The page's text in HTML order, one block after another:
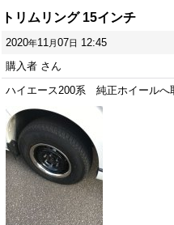
トリムリング 15インチ
2020年11月07日 12:45
購入者 さん
ハイエース200系 純正ホイールへ